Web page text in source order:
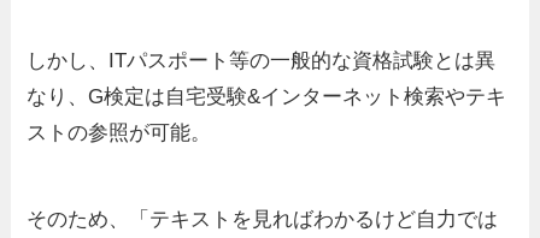
しかし、ITパスポート等の一般的な資格試験とは異
なり、G検定は自宅受験&インターネット検索やテキ
ストの参照が可能。
そのため、「テキストを見ればわかるけど自力では